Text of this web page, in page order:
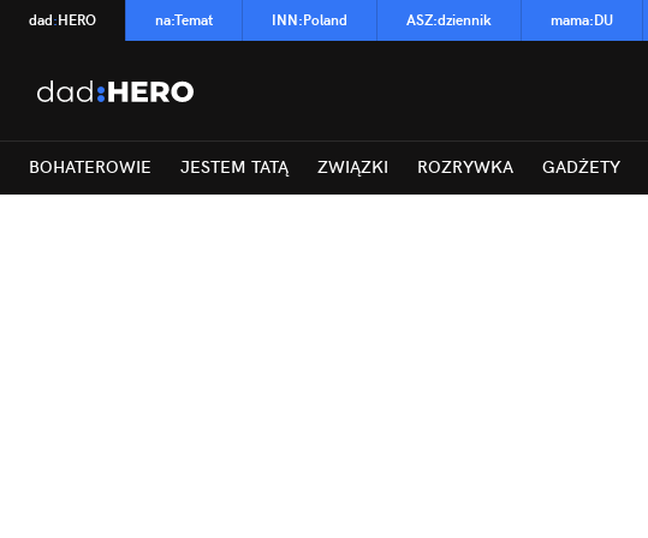
dad:HERO na:Temat INN:Poland ASZ:dziennik mama:DU
BOHATEROWIE JESTEM TATĄ ZWIĄZKI ROZRYWKA GADŻETY